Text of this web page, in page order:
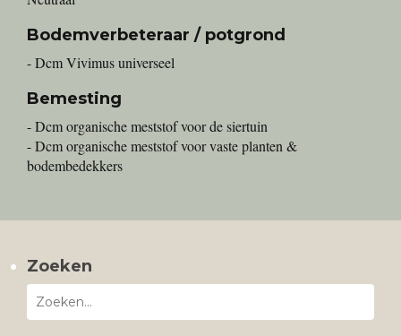
Bodemverbeteraar / potgrond
- Dcm Vivimus universeel
Bemesting
- Dcm organische meststof voor de siertuin
- Dcm organische meststof voor vaste planten &
bodembedekkers
Zoeken